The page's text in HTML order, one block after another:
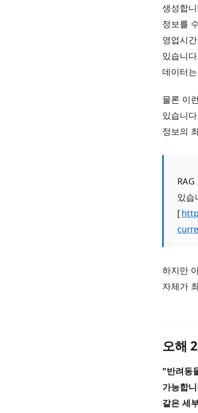
생성합
정보를
영업시
있습니
데이터
물론 이
있습니
정보의
있습
[
하지만
자체가
오해
"반려동
가능합
같은 세